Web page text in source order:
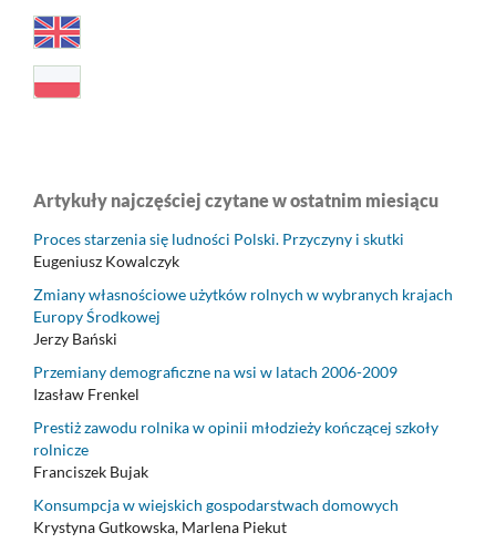
Artykuły najczęściej czytane w ostatnim miesiącu
Proces starzenia się ludności Polski. Przyczyny i skutki
Eugeniusz Kowalczyk
Zmiany własnościowe użytków rolnych w wybranych krajach
Europy Środkowej
Jerzy Bański
Przemiany demograficzne na wsi w latach 2006-2009
Izasław Frenkel
Prestiż zawodu rolnika w opinii młodzieży kończącej szkoły
rolnicze
Franciszek Bujak
Konsumpcja w wiejskich gospodarstwach domowych
Krystyna Gutkowska, Marlena Piekut